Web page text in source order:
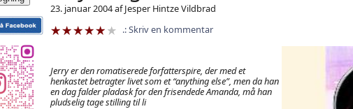
23. januar 2004 af Jesper Hintze Vildbrad
Skriv en kommentar
Jerry er den romatiserede forfatterspire, der med et
henkastet betragter livet som et “anything else”, men da han
en dag falder pladask for den frisendede Amanda, må han
pludselig tage stilling til li